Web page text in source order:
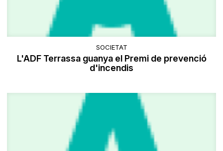
SOCIETAT
L'ADF Terrassa guanya el Premi de prevenció
d'incendis